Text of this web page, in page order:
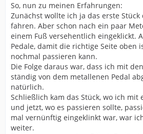
So, nun zu meinen Erfahrungen:
Zunächst wollte ich ja das erste Stück
fahren. Aber schon nach ein paar
einem Fuß versehentlich eingeklickt.
Pedale, damit die richtige Seite oben
nochmal passieren kann.
Die Folge daraus war, dass ich mit
ständig von dem metallenen Pedal
natürlich.
Schließlich kam das Stück, wo ich mit
und jetzt, wo es passieren sollte,
mal vernünftig eingeklinkt war, war
weiter.